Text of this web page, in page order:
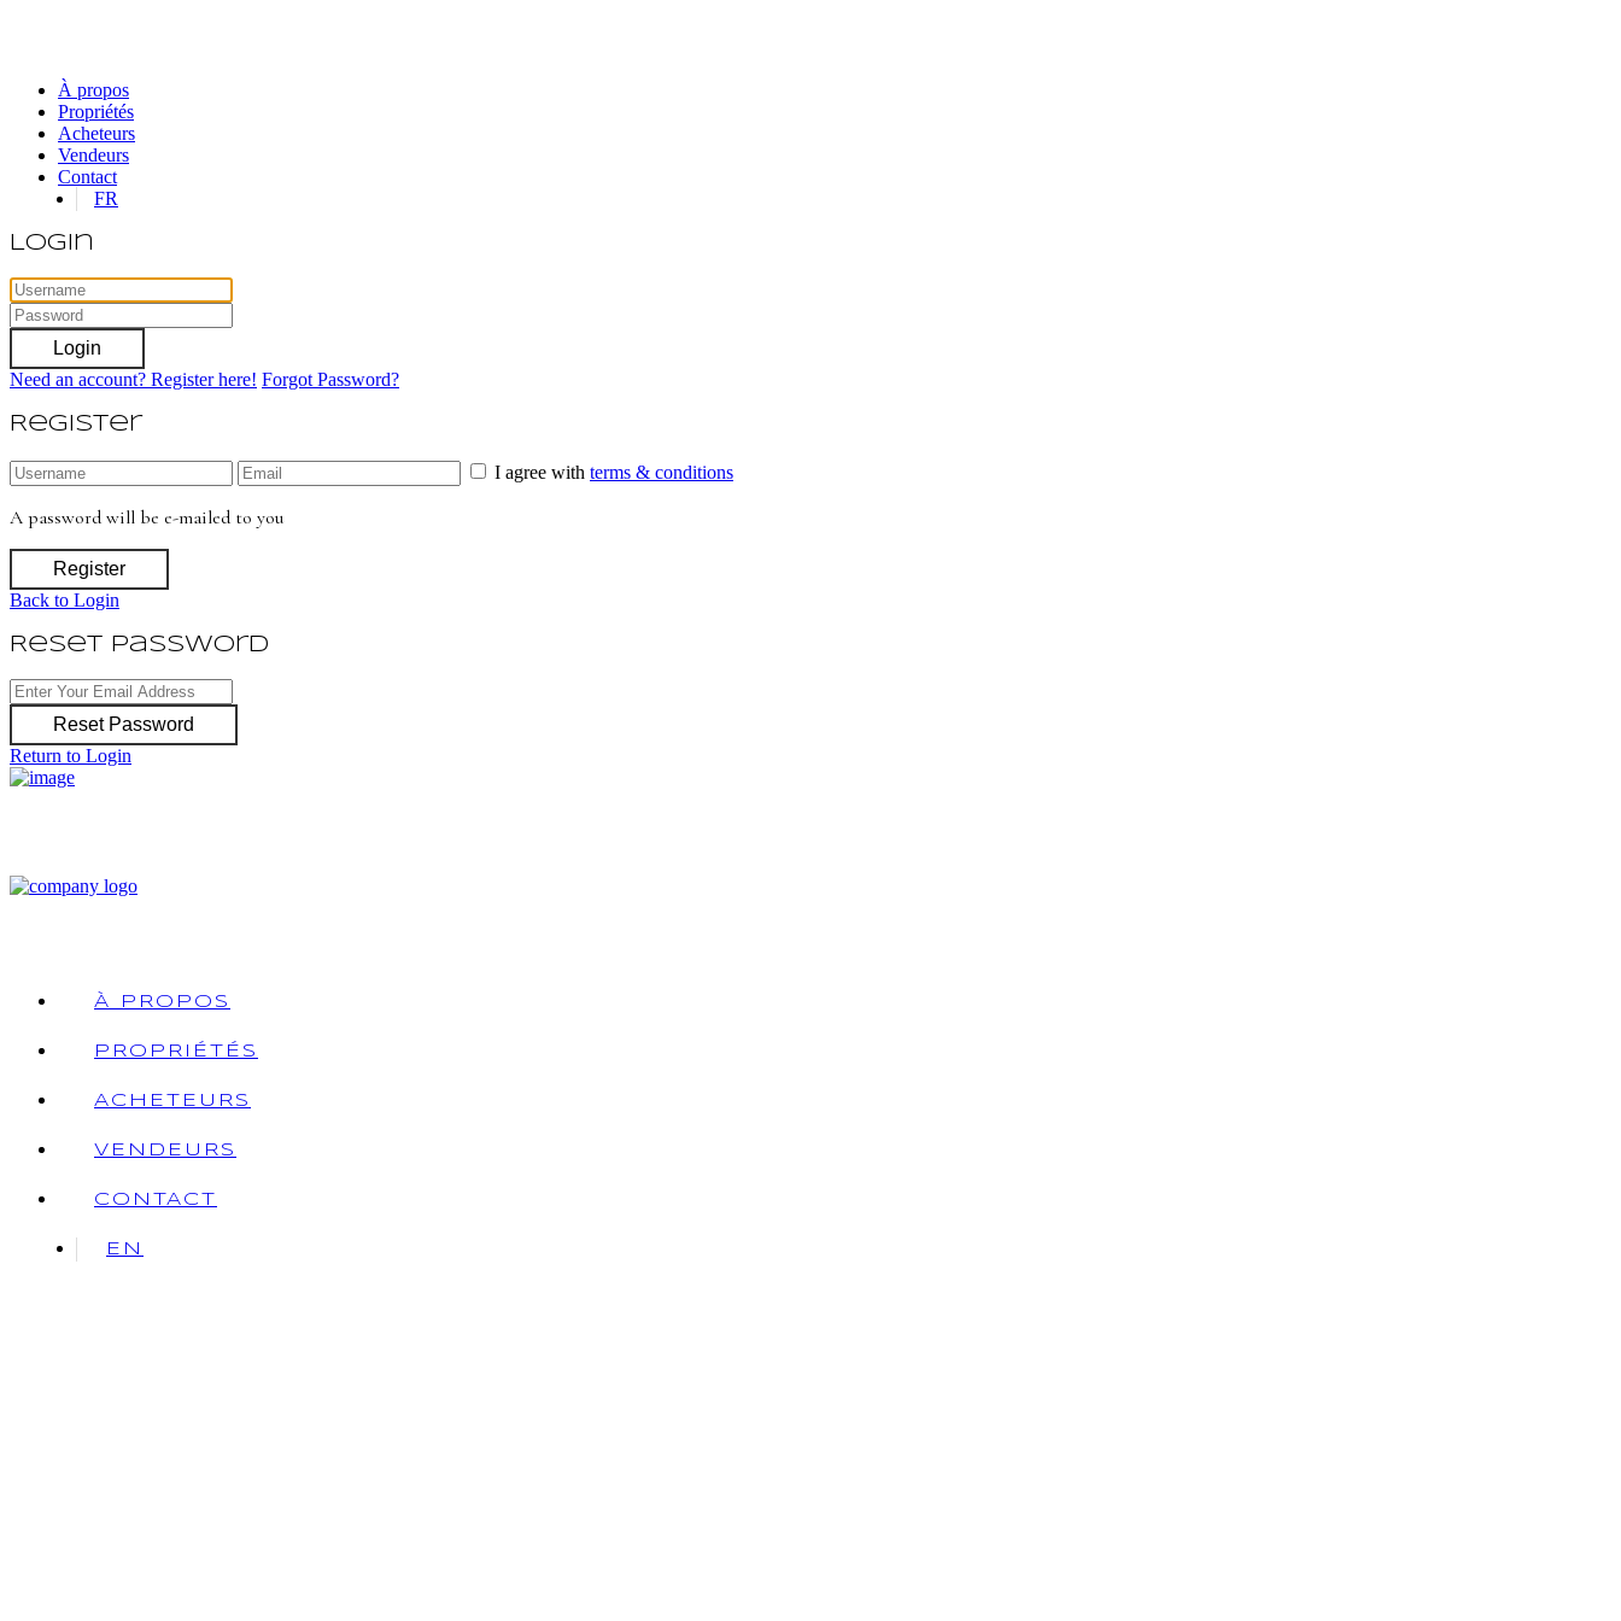
À propos
Propriétés
Acheteurs
Vendeurs
Contact
FR
Login
Login
Need an account? Register here! Forgot Password?
Register
I agree with terms & conditions
A password will be e-mailed to you
Register
Back to Login
Reset Password
Reset Password
Return to Login
À PROPOS
PROPRIÉTÉS
ACHETEURS
VENDEURS
CONTACT
EN